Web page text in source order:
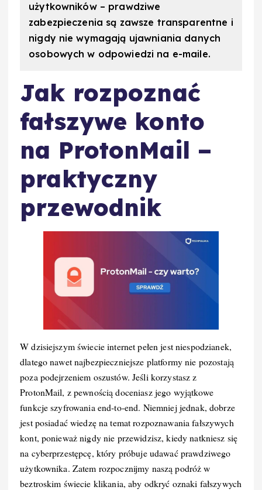
użytkowników – prawdziwe
zabezpieczenia są zawsze transparentne i
nigdy nie wymagają ujawniania danych
osobowych w odpowiedzi na e-maile.
Jak rozpoznać
fałszywe konto
na ProtonMail –
praktyczny
przewodnik
W dzisiejszym świecie internet pełen jest niespodzianek,
dlatego nawet najbezpieczniejsze platformy nie pozostają
poza podejrzeniem oszustów. Jeśli korzystasz z
ProtonMail, z pewnością doceniasz jego wyjątkowe
funkcje szyfrowania end-to-end. Niemniej jednak, dobrze
jest posiadać wiedzę na temat rozpoznawania fałszywych
kont, ponieważ nigdy nie przewidzisz, kiedy natkniesz się
na cyberprzestępcę, który próbuje udawać prawdziwego
użytkownika. Zatem rozpocznijmy naszą podróż w
beztroskim świecie klikania, aby odkryć oznaki fałszywych